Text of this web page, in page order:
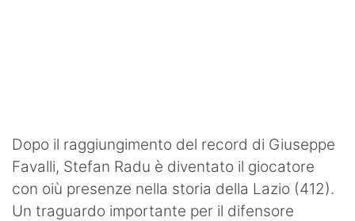
Dopo il raggiungimento del record di Giuseppe
Favalli, Stefan Radu è diventato il giocatore
con oiù presenze nella storia della Lazio (412).
Un traguardo importante per il difensore